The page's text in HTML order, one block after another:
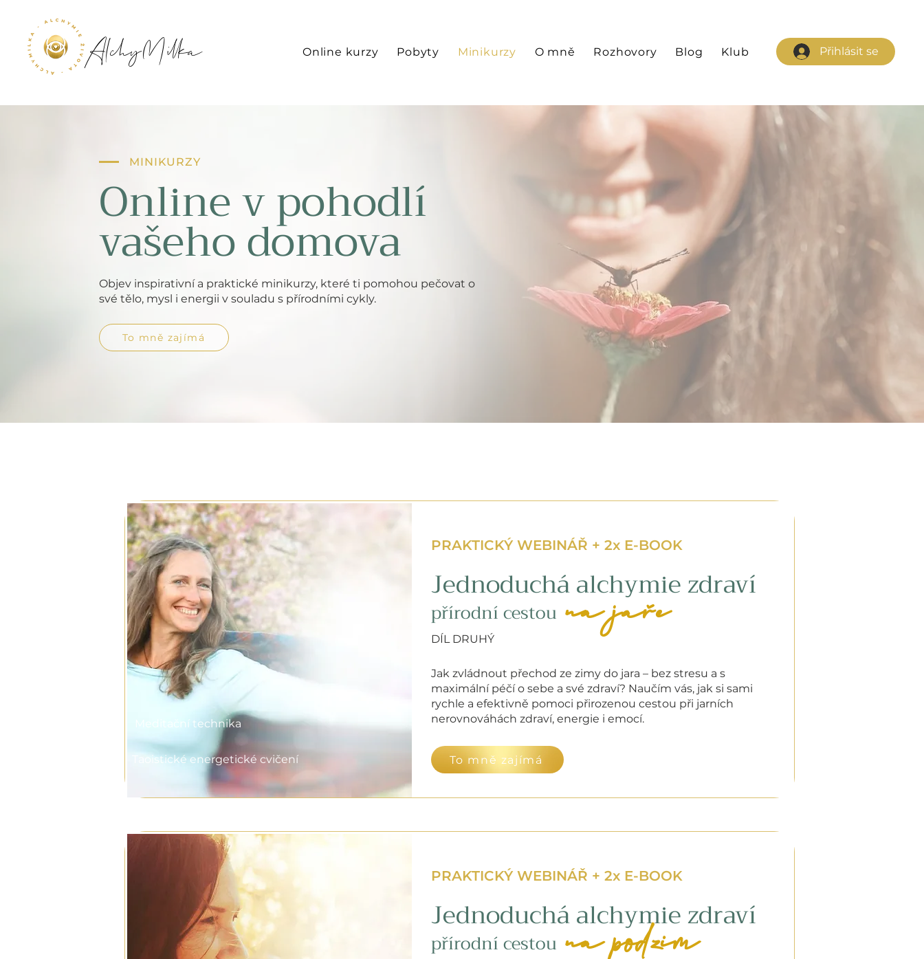
AlchyMilka Online kurzy Pobyty Minikurzy O mně Rozhovory Blog Klub Přihlásit se
MINIKURZY
Online v pohodlí
vašeho domova
Objev inspirativní a praktické minikurzy, které ti pomohou pečovat o
své tělo, mysl i energii v souladu s přírodními cykly.
To mně zajímá
Meditační technika
Taoistické energetické cvičení
PRAKTICKÝ WEBINÁŘ + 2x E-BOOK
Jednoduchá alchymie zdraví
přírodní cestou na jaře
DÍL DRUHÝ
Jak zvládnout přechod ze zimy do jara – bez stresu a s
maximální péčí o sebe a své zdraví? Naučím vás, jak si sami
rychle a efektivně pomoci přirozenou cestou při jarních
nerovnováhách zdraví, energie i emocí.
To mně zajímá
PRAKTICKÝ WEBINÁŘ + 2x E-BOOK
Jednoduchá alchymie zdraví
přírodní cestou na podzim